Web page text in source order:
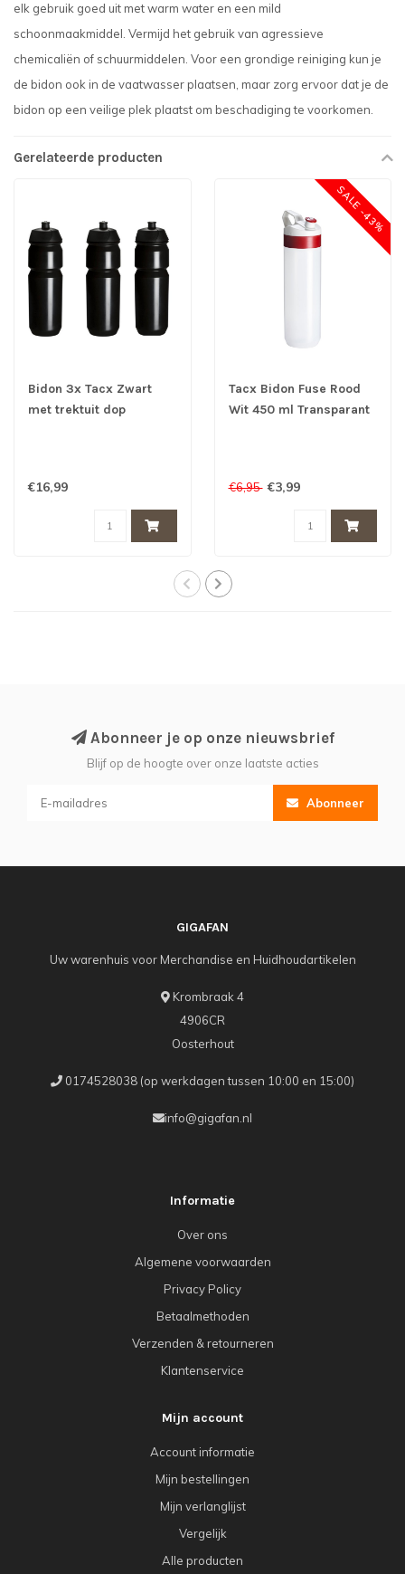
elk gebruik goed uit met warm water en een mild
schoonmaakmiddel. Vermijd het gebruik van agressieve
chemicaliën of schuurmiddelen. Voor een grondige reiniging kun je
de bidon ook in de vaatwasser plaatsen, maar zorg ervoor dat je de
bidon op een veilige plek plaatst om beschadiging te voorkomen.
Gerelateerde producten
Bidon 3x Tacx Zwart
met trektuit dop
€16,99
SALE -43%
Tacx Bidon Fuse Rood
Wit 450 ml Transparant
€6,95 €3,99
Abonneer je op onze nieuwsbrief
Blijf op de hoogte over onze laatste acties
Abonneer
GIGAFAN
Uw warenhuis voor Merchandise en Huidhoudartikelen
Krombraak 4
4906CR
Oosterhout
0174528038 (op werkdagen tussen 10:00 en 15:00)
info@gigafan.nl
Informatie
Over ons
Algemene voorwaarden
Privacy Policy
Betaalmethoden
Verzenden & retourneren
Klantenservice
Mijn account
Account informatie
Mijn bestellingen
Mijn verlanglijst
Vergelijk
Alle producten